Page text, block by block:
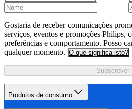
Gostaria de receber comunicações
serviços, eventos e promoções Philips,
preferências e comportamento. Posso
qualquer momento. O que significa isto?
Subscrever
Produtos de consumo